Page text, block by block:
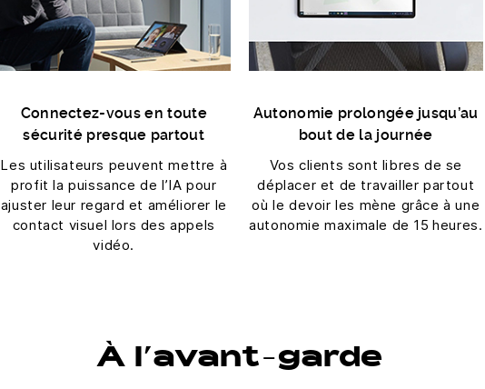
Connectez-vous en toute
sécurité presque partout
Les utilisateurs peuvent mettre à
profit la puissance de l’IA pour
ajuster leur regard et améliorer le
contact visuel lors des appels
vidéo.
Autonomie prolongée jusqu’au
bout de la journée
Vos clients sont libres de se
déplacer et de travailler partout
où le devoir les mène grâce à une
autonomie maximale de 15 heures.
À l’avant-garde